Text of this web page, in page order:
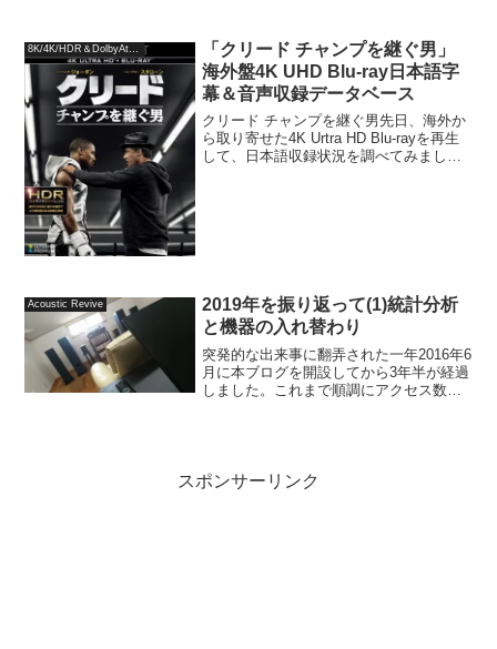
109,00...
「クリード チャンプを継ぐ男」
海外盤4K UHD Blu-ray日本語字
幕＆音声収録データベース
クリード チャンプを継ぐ男先日、海外か
ら取り寄せた4K Urtra HD Blu-rayを再生
して、日本語収録状況を調べてみまし
Acoustic Revive
2019年を振り返って(1)統計分析
と機器の入れ替わり
突発的な出来事に翻弄された一年2016年6
月に本ブログを開設してから3年半が経過
しました。これまで順調にアクセス数も
スポンサーリンク